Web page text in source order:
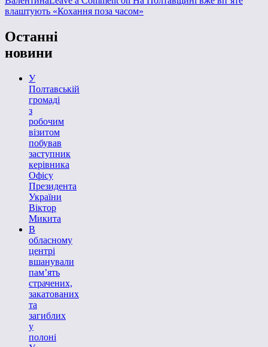
влаштують «Кохання поза часом»
Останні
новини
У
Полтавській
громаді
з
робочим
візитом
побував
заступник
керівника
Офісу
Президента
України
Віктор
Микита
В
обласному
центрі
вшанували
пам’ять
страчених,
закатованих
та
загиблих
у
полоні